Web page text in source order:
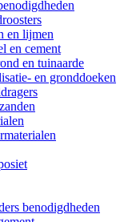
en lijmen
en cement
en tuinaarde
en gronddoeken
benodigdheden